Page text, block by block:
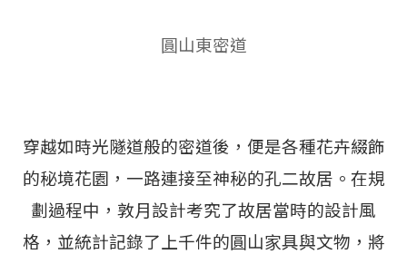
圓山東密道
穿越如時光隧道般的密道後，便是各種花卉綴飾
的秘境花園，一路連接至神秘的孔二故居。在規
劃過程中，敦月設計考究了故居當時的設計風
格，並統計記錄了上千件的圓山家具與文物，將